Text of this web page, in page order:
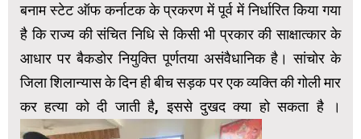
बनाम स्टेट ऑफ कर्नाटक के प्रकरण में पूर्व में निर्धारित किया गया
है कि राज्य की संचित निधि से किसी भी प्रकार की साक्षात्कार के
आधार पर बैकडोर नियुक्ति पूर्णतया असंवैधानिक है। सांचोर के
जिला शिलान्यास के दिन ही बीच सड़क पर एक व्यक्ति की गोली मार
कर हत्या को दी जाती है, इससे दुखद क्या हो सकता है ।